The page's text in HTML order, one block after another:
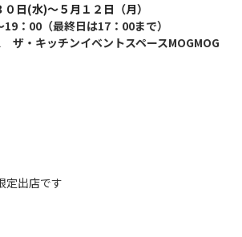
０日(水)～５月１２日（月）
：00（最終日は17：00まで）
ザ・キッチンイベントスペースMOGMOG
定出店です